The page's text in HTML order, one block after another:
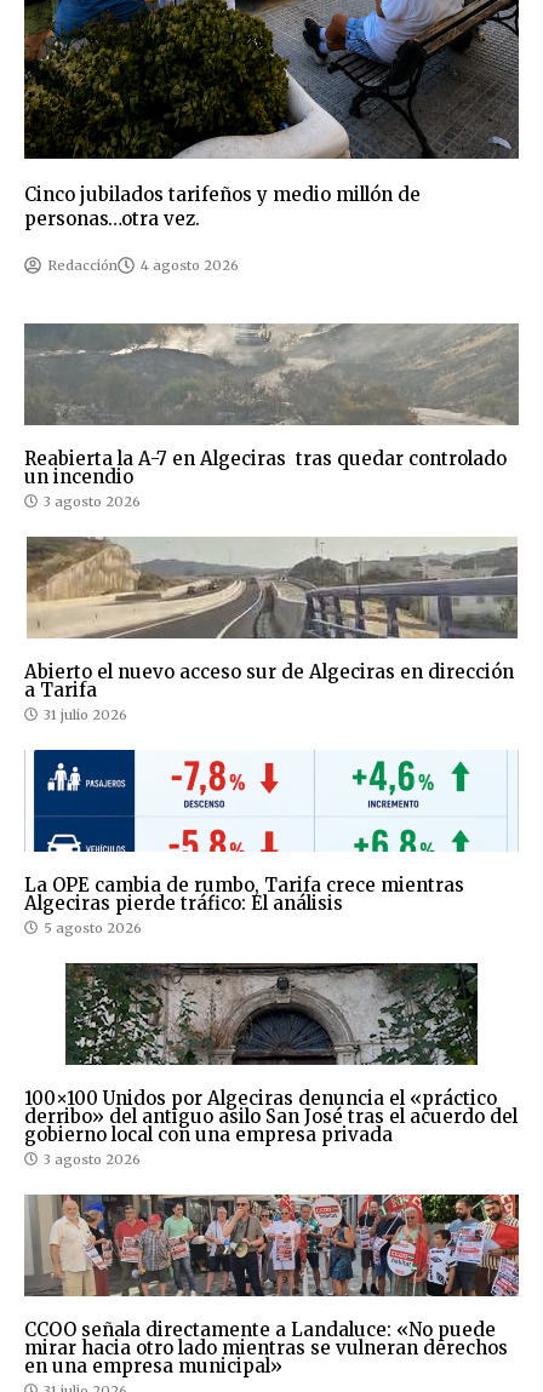
Cinco jubilados tarifeños y medio millón de
personas…otra vez.
Redacción 4 agosto 2026
Reabierta la A-7 en Algeciras tras quedar controlado
un incendio
3 agosto 2026
Abierto el nuevo acceso sur de Algeciras en dirección
a Tarifa
31 julio 2026
La OPE cambia de rumbo, Tarifa crece mientras
Algeciras pierde tráfico: El análisis
5 agosto 2026
100×100 Unidos por Algeciras denuncia el «práctico
derribo» del antiguo asilo San José tras el acuerdo del
gobierno local con una empresa privada
3 agosto 2026
CCOO señala directamente a Landaluce: «No puede
mirar hacia otro lado mientras se vulneran derechos
en una empresa municipal»